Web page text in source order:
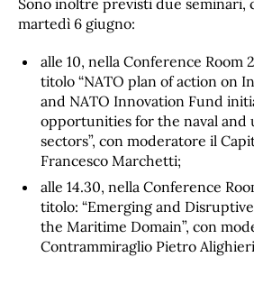
martedì 6 giugno:
alle 10, nella Conference Room
titolo “NATO plan of action on
and NATO Innovation Fund
opportunities for the naval and
sectors”, con moderatore il
Francesco Marchetti;
alle 14.30, nella Conference
titolo: “Emerging and
the Maritime Domain”, con
Contrammiraglio Pietro